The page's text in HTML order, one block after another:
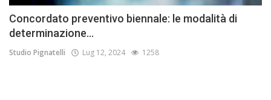
Concordato preventivo biennale: le modalità di
determinazione...
Studio Pignatelli Lug 12, 2024 1258